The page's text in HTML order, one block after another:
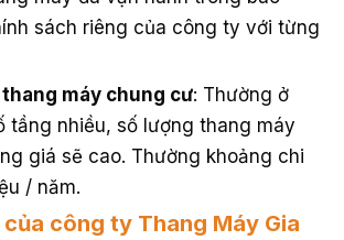
sách riêng của công ty với từng
máy chung cư: Thường ở
tầng nhiều, số lượng thang máy
giá sẽ cao. Thường khoảng chi
/ năm.
công ty Thang Máy Gia